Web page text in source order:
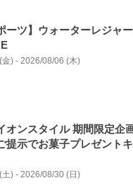
ーツ】ウォーターレジャ
) - 2026/08/06 (木)
オンスタイル 期間限定企
提示でお菓子プレゼント
) - 2026/08/30 (日)